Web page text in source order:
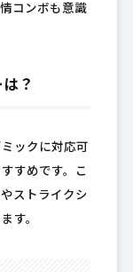
コンボも意識
？
ックに対応可
すめです。こ
ストライクシ
す。